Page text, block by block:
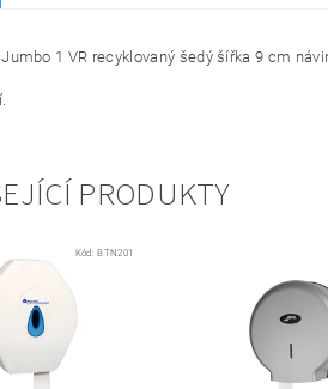
1 VR recyklovaný šedý šířka 9 cm
PRODUKTY
Kód:BTN201